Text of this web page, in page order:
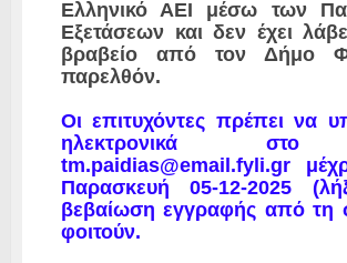
Ελληνικό ΑΕΙ μέσω των
Εξετάσεων και δεν έχει
βραβείο από τον Δήμο
παρελθόν.
Οι επιτυχόντες πρέπει να
ηλεκτρονικά
tm.paidias@email.fyli.gr
Παρασκευή 05-12-2025
βεβαίωση εγγραφής από τη
φοιτούν.